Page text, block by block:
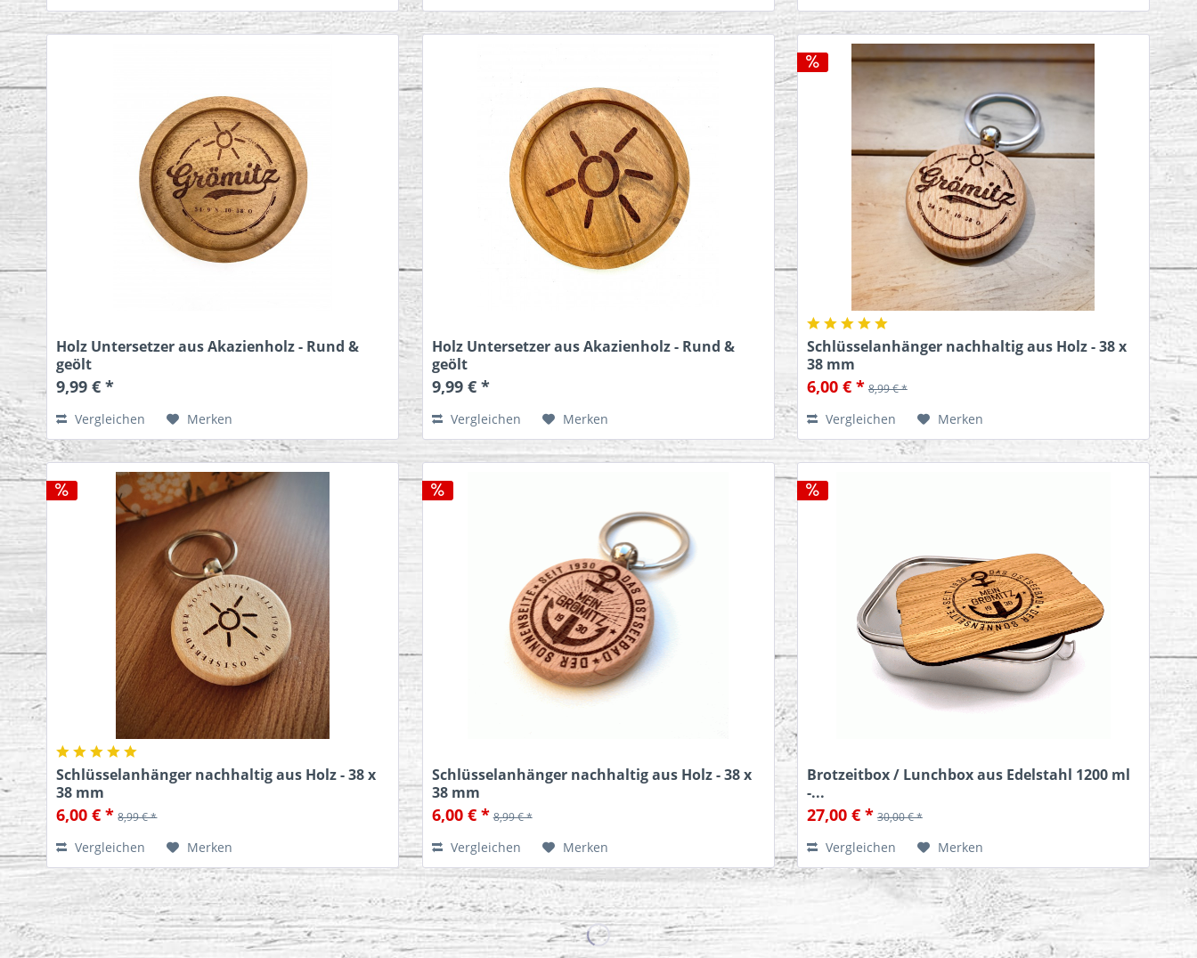
Holz Untersetzer aus Akazienholz - Rund &
geölt
9,99 € *
Vergleichen Merken
Holz Untersetzer aus Akazienholz - Rund &
geölt
9,99 € *
Vergleichen Merken
Schlüsselanhänger nachhaltig aus Holz - 38 x
38 mm
6,00 € * 8,99 € *
Vergleichen Merken
Schlüsselanhänger nachhaltig aus Holz - 38 x
38 mm
6,00 € * 8,99 € *
Vergleichen Merken
Schlüsselanhänger nachhaltig aus Holz - 38 x
38 mm
6,00 € * 8,99 € *
Vergleichen Merken
Brotzeitbox / Lunchbox aus Edelstahl 1200 ml
-...
27,00 € * 30,00 € *
Vergleichen Merken